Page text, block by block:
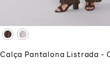
ADICIONAR À
Calça Pantalona Listrada -